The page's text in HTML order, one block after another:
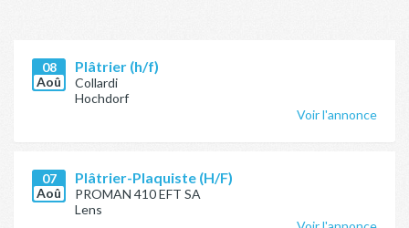
08
Aoû
Plâtrier (h/f)
Collardi
Hochdorf
Voir l'annonce
07
Aoû
Plâtrier-Plaquiste (H/F)
PROMAN 410 EFT SA
Lens